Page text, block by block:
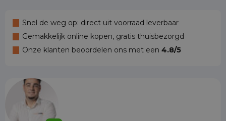
Snel de weg op: direct uit voorraad leverbaar
Gemakkelijk online kopen, gratis thuisbezorgd
Onze klanten beoordelen ons met een 4.8/5